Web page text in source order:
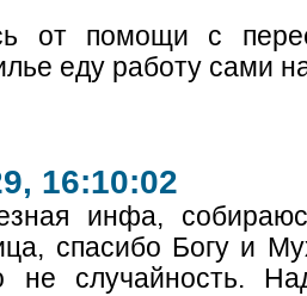
от помощи с
еду работу сами
16:10:02
инфа,
спасибо Богу и
случайность.